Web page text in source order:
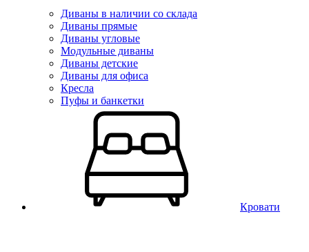
Диваны в наличии со склада
Диваны прямые
Диваны угловые
Модульные диваны
Диваны детские
Диваны для офиса
Кресла
Пуфы и банкетки
Кровати